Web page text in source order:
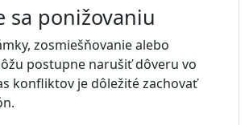
sa ponižovaniu
zosmiešňovanie alebo
postupne narušiť dôveru vo
konfliktov je dôležité zachovať